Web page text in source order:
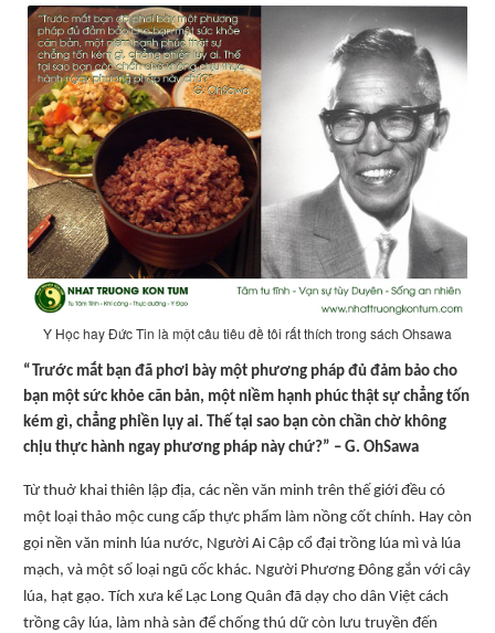
Y Học hay Đức Tin là một câu tiêu đề tôi rất thích trong sách Ohsawa
“Trước mắt bạn đã phơi bày một phương pháp đủ đảm bảo cho
bạn một sức khỏe căn bản, một niềm hạnh phúc thật sự chẳng tốn
kém gì, chẳng phiền lụy ai. Thế tại sao bạn còn chần chờ không
chịu thực hành ngay phương pháp này chứ?” – G. OhSawa
Từ thuở khai thiên lập địa, các nền văn minh trên thế giới đều có
một loại thảo mộc cung cấp thực phẩm làm nồng cốt chính. Hay còn
gọi nền văn minh lúa nước, Người Ai Cập cổ đại trồng lúa mì và lúa
mạch, và một số loại ngũ cốc khác. Người Phương Đông gắn với cây
lúa, hạt gạo. Tích xưa kể Lạc Long Quân đã dạy cho dân Việt cách
trồng cây lúa, làm nhà sàn để chống thú dữ còn lưu truyền đến